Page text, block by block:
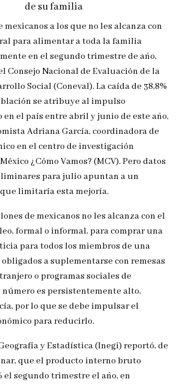
de su familia
mexicanos a los que no les alcanza con
para alimentar a toda la familia
en el segundo trimestre de año,
Consejo Nacional de Evaluación de la
Social (Coneval). La caída de 38,8%
se atribuye al impulso
en el país entre abril y junio de este año,
Adriana García, coordinadora de
en el centro de investigación
¿Cómo Vamos? (MCV). Pero datos
para julio apuntan a un
limitaría esta mejoría.
de mexicanos no les alcanza con el
formal o informal, para comprar una
para todos los miembros de una
a suplementarse con remesas
o programas sociales de
número es persistentemente alto,
por lo que se debe impulsar el
para reducirlo.
y Estadística (Inegi) reportó, de
que el producto interno bruto
el segundo trimestre el año, en